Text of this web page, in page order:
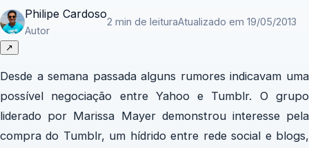
Philipe Cardoso
Autor
2 min de leituraAtualizado em 19/05/2013
↗
Desde a semana passada alguns rumores indicavam uma
possível negociação entre Yahoo e Tumblr. O grupo
liderado por Marissa Mayer demonstrou interesse pela
compra do Tumblr, um hídrido entre rede social e blogs,